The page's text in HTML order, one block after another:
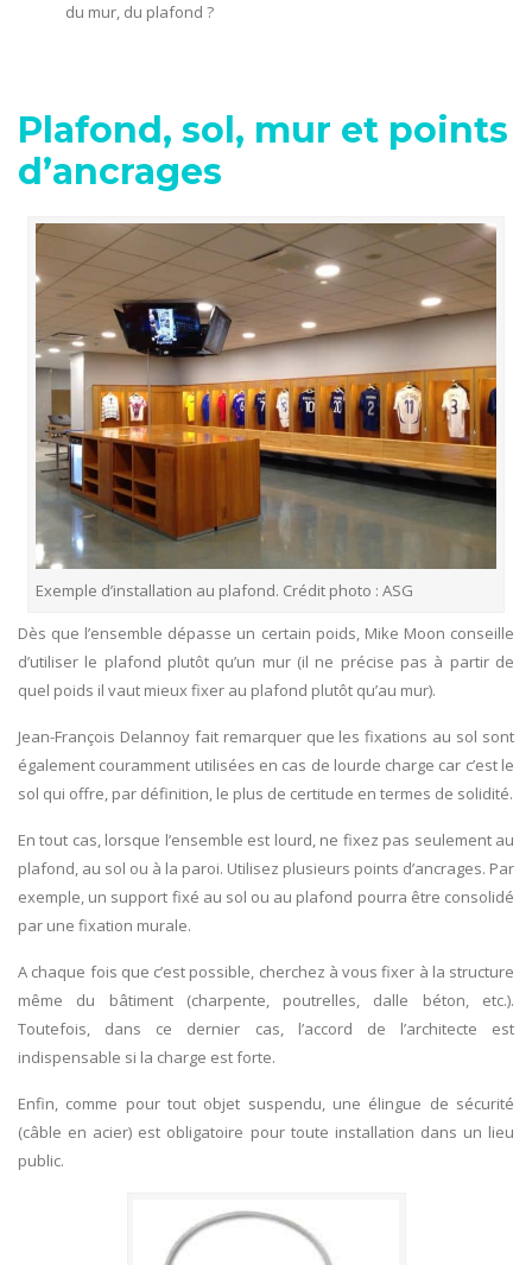
du mur, du plafond ?
Plafond, sol, mur et points
d’ancrages
Exemple d’installation au plafond. Crédit photo : ASG
Dès que l’ensemble dépasse un certain poids, Mike Moon conseille
d’utiliser le plafond plutôt qu’un mur (il ne précise pas à partir de
quel poids il vaut mieux fixer au plafond plutôt qu’au mur).
Jean-François Delannoy fait remarquer que les fixations au sol sont
également couramment utilisées en cas de lourde charge car c’est le
sol qui offre, par définition, le plus de certitude en termes de solidité.
En tout cas, lorsque l’ensemble est lourd, ne fixez pas seulement au
plafond, au sol ou à la paroi. Utilisez plusieurs points d’ancrages. Par
exemple, un support fixé au sol ou au plafond pourra être consolidé
par une fixation murale.
A chaque fois que c’est possible, cherchez à vous fixer à la structure
même du bâtiment (charpente, poutrelles, dalle béton, etc.).
Toutefois, dans ce dernier cas, l’accord de l’architecte est
indispensable si la charge est forte.
Enfin, comme pour tout objet suspendu, une élingue de sécurité
(câble en acier) est obligatoire pour toute installation dans un lieu
public.